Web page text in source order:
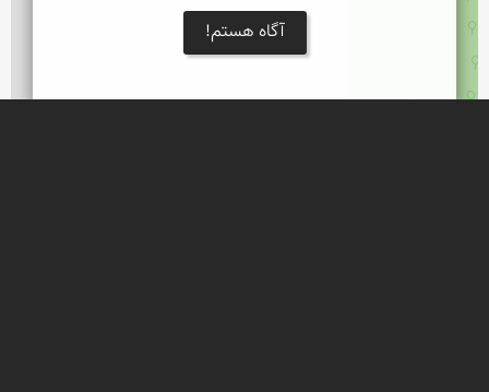
آگاه هستم!